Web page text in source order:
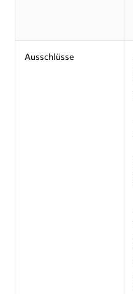
Ausschlüsse